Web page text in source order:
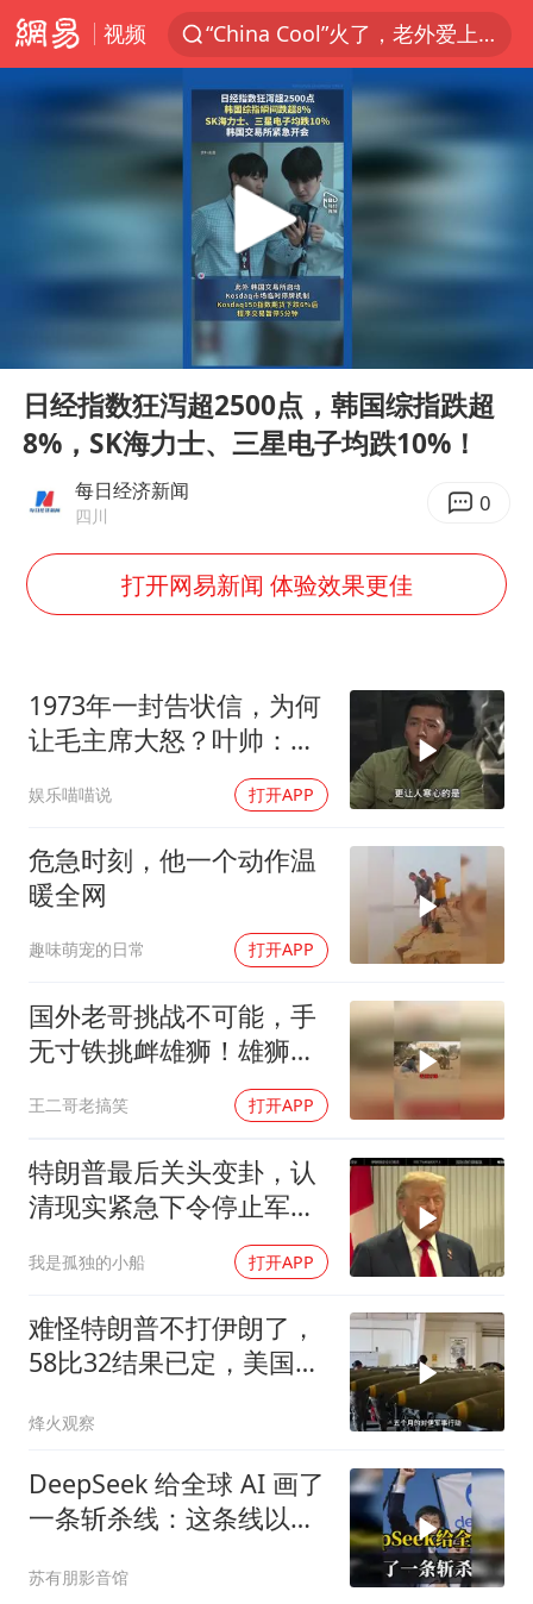
视频
“China Cool”火了，老外爱上中国避暑游
台风白海豚闭眼浙江上海处于危险半圆
香港宏福苑火灾或由烟头引起
张本智和：零封向鹏不意外
用AI造出新病毒意味着什么
浙江最强风雨时段已锁定
女子被狗舔脚确诊三级暴露 医生回应
必胜客，被正式买断
四川宜宾地震网友称睡觉被摇醒
习近平心系体育强国建设
Play
00:10
日经指数狂泻超2500点，韩国综指跌超
8%，SK海力士、三星电子均跌10%！
每日经济新闻
四川 0
打开网易新闻 体验效果更佳
1973年一封告状信，为何
让毛主席大怒？叶帅：杀
娱乐喵喵说 打开APP
危急时刻，他一个动作温
暖全网
趣味萌宠的日常 打开APP
国外老哥挑战不可能，手
无寸铁挑衅雄狮！雄狮居
王二哥老搞笑 打开APP
特朗普最后关头变卦，认
清现实紧急下令停止军事
我是孤独的小船 打开APP
难怪特朗普不打伊朗了，
58比32结果已定，美国专
烽火观察
DeepSeek 给全球 AI 画了
一条斩杀线：这条线以下
苏有朋影音馆